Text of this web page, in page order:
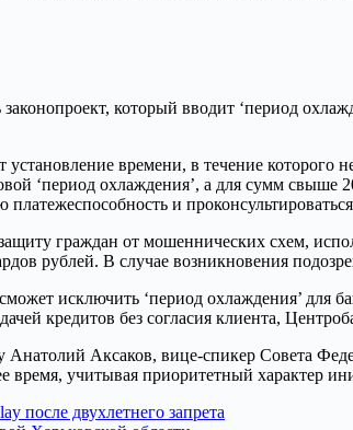
который вводит ‘период
времени, в течение
‘период охлаждения’, а для сумм
и
граждан от мошеннических схем,
рублей. В случае возникновения
исключить ‘период охлаждения’
кредитов без согласия клиента,
Аксаков, вице-спикер Совета
время, учитывая приоритетный характер
после двухлетнего запрета